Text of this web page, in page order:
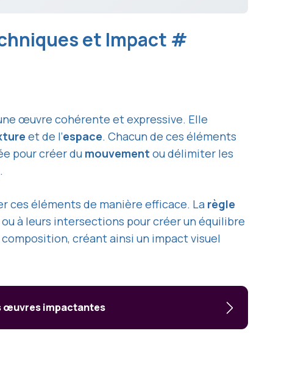
et Impact #
œuvre cohérente et expressive. Elle
et de l’espace. Chacun de ces éléments
pour créer du mouvement ou délimiter les
ces éléments de manière efficace. La règle
à leurs intersections pour créer un équilibre
créant ainsi un impact visuel
œuvres impactantes